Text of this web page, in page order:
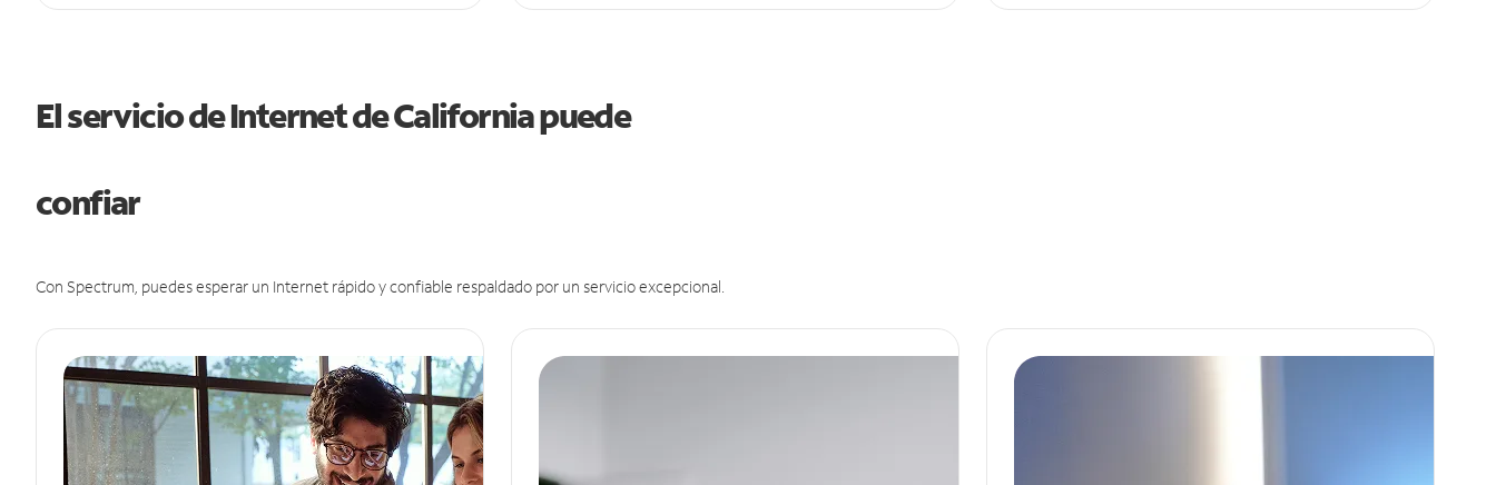
El servicio de Internet de California puede
confiar
Con Spectrum, puedes esperar un Internet rápido y confiable respaldado por un servicio excepcional.